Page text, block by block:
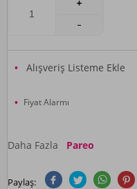
Alışveriş Listeme Ekle
Fiyat Alarmı
Daha Fazla Pareo
Paylaş: